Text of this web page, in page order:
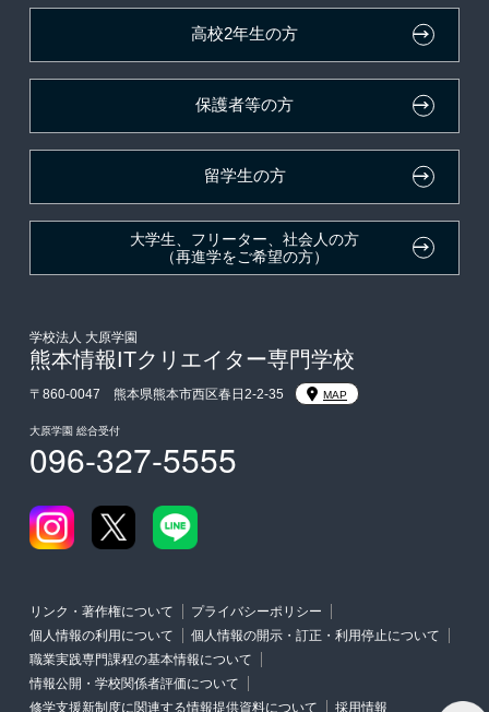
在校生・卒業生紹介推薦入学
大学生・短期大学生特別入学
東京経営大学への3年次編入学
入学前Web通信講座
大学・短期大学・公務員併願制度
大原学園グループ案内
採用ご担当の方
高校2年生の方
保護者等の方
留学生の方
大学生、フリーター、社会人の方
（再進学をご希望の方）
学校法人 大原学園
熊本情報ITクリエイター専門学校
〒860-0047 熊本県熊本市西区春日2-2-35 MAP
大原学園 総合受付
096-327-5555
リンク・著作権について
プライバシーポリシー
個人情報の利用について
個人情報の開示・訂正・利用停止について
職業実践専門課程の基本情報について
情報公開・学校関係者評価について
修学支援新制度に関連する情報提供資料について
採用情報